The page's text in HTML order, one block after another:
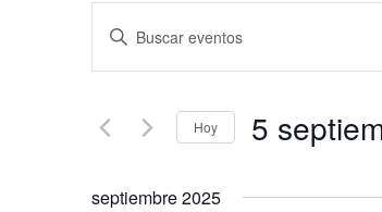
Navegación
de
búsqueda
y
vistas
Introduce
Busca
Hoy
septiembre 2025